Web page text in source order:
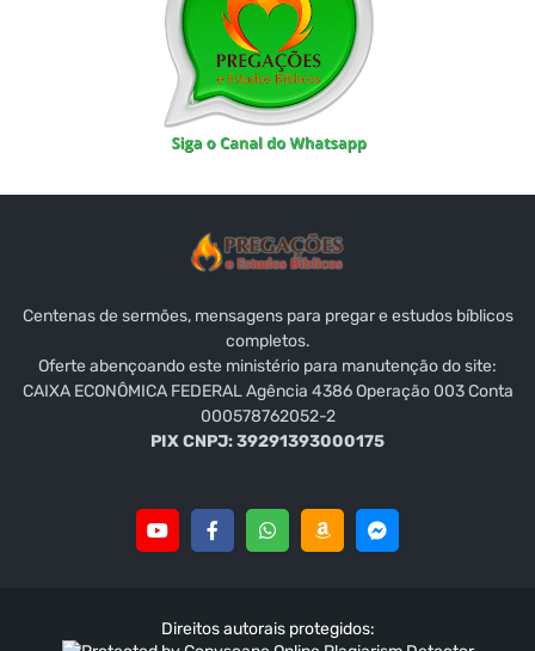
Centenas de sermões, mensagens para pregar e estudos bíblicos
completos.
Oferte abençoando este ministério para manutenção do site:
CAIXA ECONÔMICA FEDERAL Agência 4386 Operação 003 Conta
000578762052-2
PIX CNPJ: 39291393000175
Direitos autorais protegidos: